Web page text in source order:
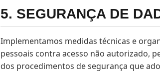
5. SEGURANÇA DE
Implementamos medidas técnicas e
pessoais contra acesso não autorizado,
dos procedimentos de segurança que